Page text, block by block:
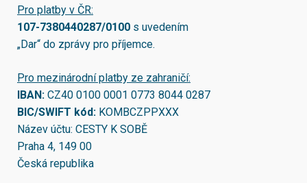
Pro platby v ČR:
107-7380440287/0100 s uvedením
„Dar“ do zprávy pro příjemce.
Pro mezinárodní platby ze zahraničí:
IBAN: CZ40 0100 0001 0773 8044 0287
BIC/SWIFT kód: KOMBCZPPXXX
Název účtu: CESTY K SOBĚ
Praha 4, 149 00
Česká republika